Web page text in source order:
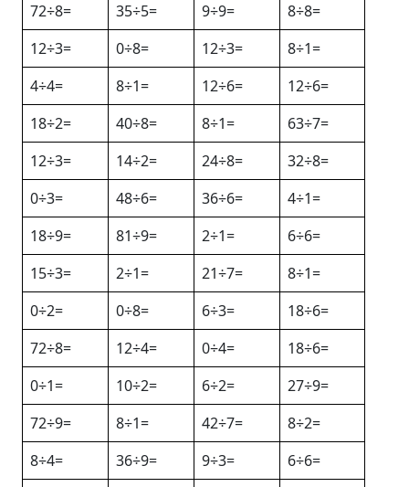
72÷8=
35÷5= 9÷9=
8÷8=
12÷3=
0÷8= 12÷3=
8÷1=
4÷4=
8÷1= 12÷6=
12÷6=
18÷2=
40÷8= 8÷1=
63÷7=
12÷3=
14÷2= 24÷8=
32÷8=
0÷3=
48÷6= 36÷6=
4÷1=
18÷9=
81÷9= 2÷1=
6÷6=
15÷3=
2÷1= 21÷7=
8÷1=
0÷2=
0÷8= 6÷3=
18÷6=
72÷8=
12÷4= 0÷4=
18÷6=
0÷1=
10÷2= 6÷2=
27÷9=
72÷9=
8÷1= 42÷7=
8÷2=
8÷4=
36÷9= 9÷3=
6÷6=